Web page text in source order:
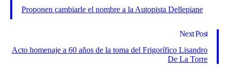
Proponen cambiarle el nombre a la Autopista Dellepiane
Next Post
Acto homenaje a 60 años de la toma del Frigorífico Lisandro
De La Torre